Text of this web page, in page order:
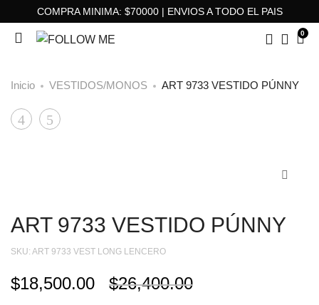
COMPRA MINIMA: $70000 | ENVIOS A TODO EL PAIS
0
Inicio VESTIDOS/MONOS ART 9733 VESTIDO PÚNNY
ARTART
ART 9733 VESTIDO PÚNNY
SKU: ART 9733 VEST LONG LENCERO
$26,400.00
$18,500.00